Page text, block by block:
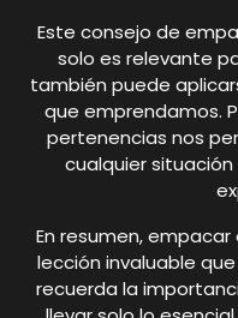
Este consejo de
solo es relevante
también puede
que emprendamos.
pertenencias nos
cualquier
En resumen,
lección invaluable
recuerda la